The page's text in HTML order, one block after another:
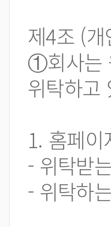
제4조 (
①회사는
위탁하고
1. 홈페이
- 위탁받
- 위탁하